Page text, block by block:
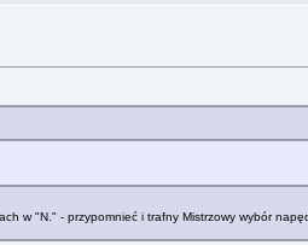
w "N." - przypomnieć i trafny Mistrzowy wybór